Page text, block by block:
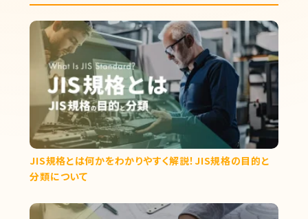
JIS規格とは何かをわかりやすく解説！JIS規格の目的と
分類について